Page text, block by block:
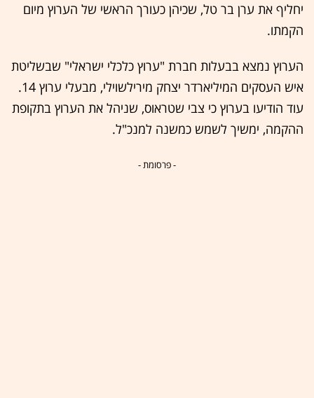
יחליף את ערן בר טל, שכיהן כעורך הראשי של הערוץ מיום
הקמתו.
הערוץ נמצא בבעלות חברת "ערוץ כלכלי ישראלי" שבשליטת
איש העסקים המיליארדר יצחק מירילשוילי, מבעלי ערוץ 14.
עוד הודיעו בערוץ כי צבי שטראוס, שניהל את הערוץ בתקופת
ההקמה, ימשיך לשמש כמשנה למנכ"ל.
- פרסומת -